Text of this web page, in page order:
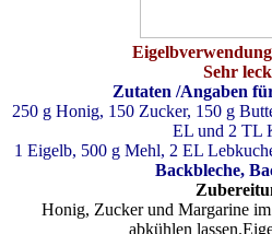
Eigelbverwendung
Sehr
Zutaten /Angaben
250 g Honig, 150 Zucker, 150 g
EL und 2 TL
1 Eigelb, 500 g Mehl, 2 EL
Backbleche,
Honig, Zucker und Margarine
abkühlen